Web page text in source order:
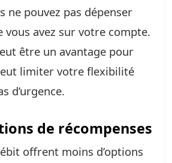
ne pouvez pas dépenser
vous avez sur votre compte.
être un avantage pour
limiter votre flexibilité
d’urgence.
de récompenses
offrent moins d’options